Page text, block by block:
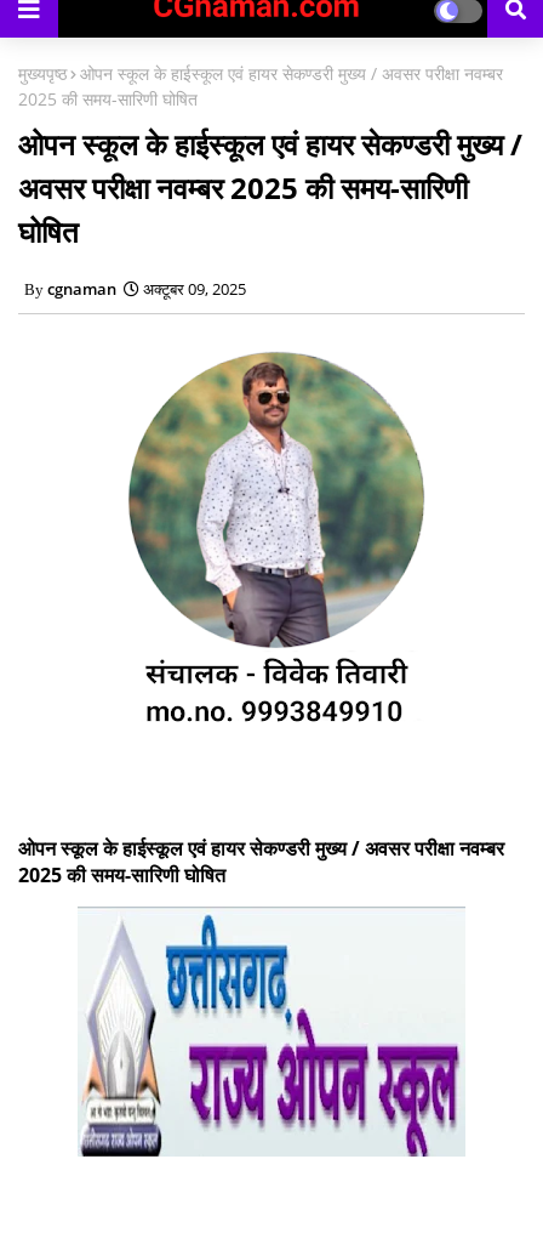
मुख्यपृष्ठ ओपन स्कूल के हाईस्कूल एवं हायर सेकण्डरी मुख्य / अवसर परीक्षा नवम्बर
2025 की समय-सारिणी घोषित
ओपन स्कूल के हाईस्कूल एवं हायर सेकण्डरी मुख्य /
अवसर परीक्षा नवम्बर 2025 की समय-सारिणी
घोषित
cgnaman अक्टूबर 09, 2025
ओपन स्कूल के हाईस्कूल एवं हायर सेकण्डरी मुख्य / अवसर परीक्षा नवम्बर
2025 की समय-सारिणी घोषित